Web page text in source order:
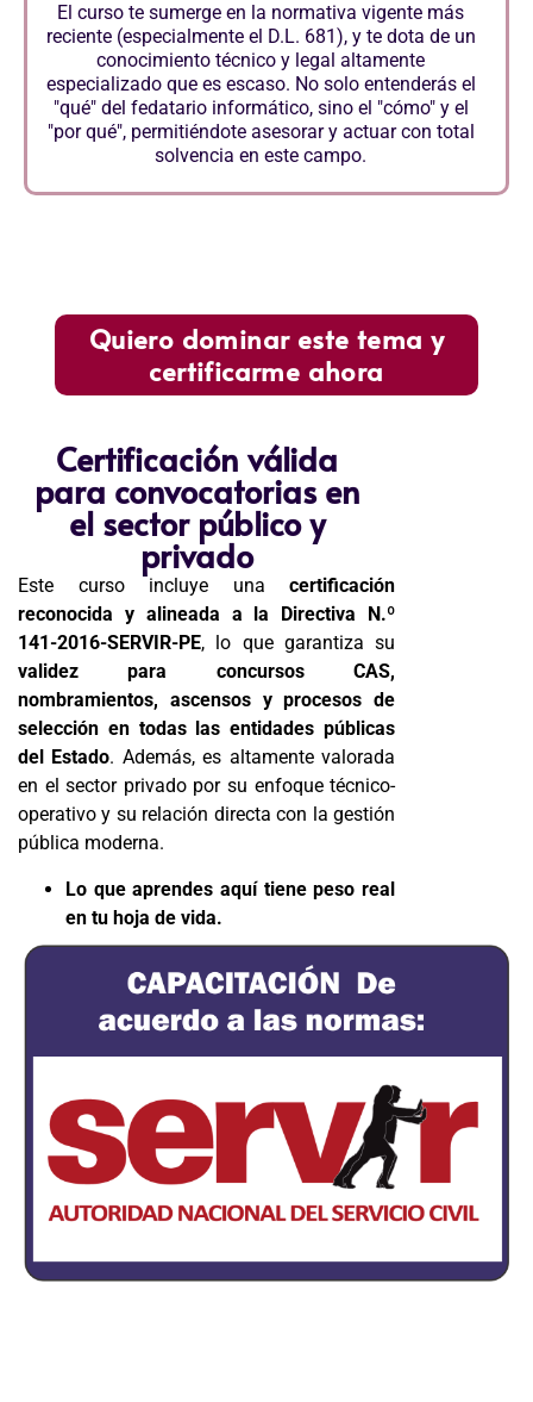
El curso te sumerge en la normativa vigente más
reciente (especialmente el D.L. 681), y te dota de un
conocimiento técnico y legal altamente
especializado que es escaso. No solo entenderás el
"qué" del fedatario informático, sino el "cómo" y el
"por qué", permitiéndote asesorar y actuar con total
solvencia en este campo.
Quiero dominar este tema y
certificarme ahora
Certificación válida
para convocatorias en
el sector público y
privado
Este curso incluye unacertificación
reconocida y alineada a la Directiva N.º
141-2016-SERVIR-PE, lo que garantiza su
validez para concursos CAS,
nombramientos, ascensos y procesos de
selección en todas las entidades públicas
del Estado. Además, es altamente valorada
en el sector privado por su enfoque técnico-
operativo y su relación directa con la gestión
pública moderna.
Lo que aprendes aquí tiene peso real
en tu hoja de vida.